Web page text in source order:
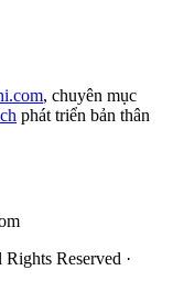
, chuyên mục
phát triển bản thân
Reserved ·